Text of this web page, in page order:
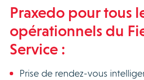
Praxedo pour tous
opérationnels du
Service :
Prise de rendez-vous